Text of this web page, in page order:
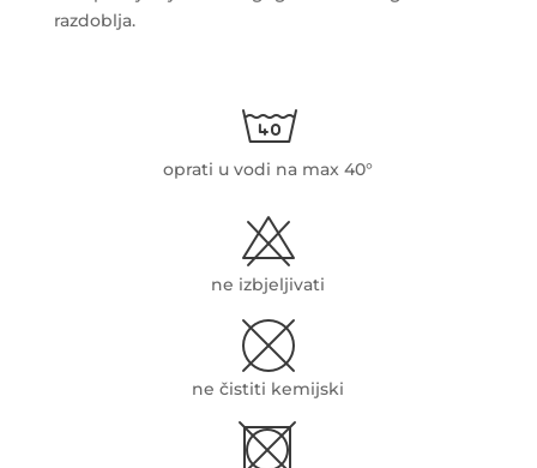
razdoblja.
oprati u vodi na max 40°
ne izbjeljivati
ne čistiti kemijski